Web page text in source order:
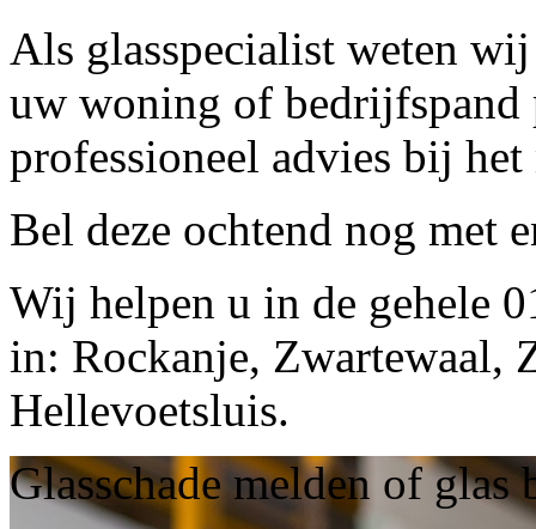
Als glasspecialist weten
uw woning of bedrijfspand
professioneel advies bij
Bel deze ochtend nog met
Wij helpen u in de gehele
in: Rockanje, Zwartewaal,
Hellevoetsluis.
Glasschade melden of